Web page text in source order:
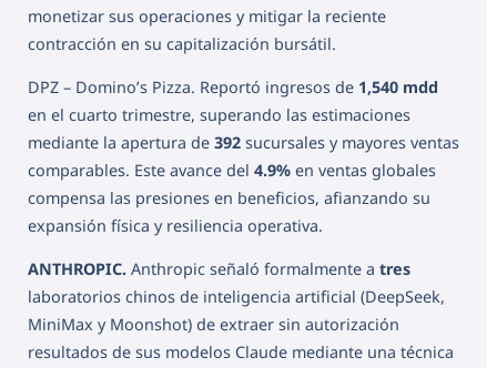
monetizar sus operaciones y mitigar la reciente
contracción en su capitalización bursátil.
DPZ – Domino’s Pizza. Reportó ingresos de 1,540 mdd
en el cuarto trimestre, superando las estimaciones
mediante la apertura de 392 sucursales y mayores ventas
comparables. Este avance del 4.9% en ventas globales
compensa las presiones en beneficios, afianzando su
expansión física y resiliencia operativa.
ANTHROPIC. Anthropic señaló formalmente a tres
laboratorios chinos de inteligencia artificial (DeepSeek,
MiniMax y Moonshot) de extraer sin autorización
resultados de sus modelos Claude mediante una técnica